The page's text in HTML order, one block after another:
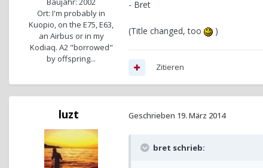
Ort: I'm probably in
Kuopio, on the E75, E63,
an Airbus or in my
Kodiaq. A2 "borrowed"
by offspring...
- Bret
(Title changed, too )
Zitieren
luzt Geschrieben 19. März 2014
bret schrieb: